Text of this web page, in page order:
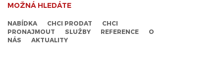
MOŽNÁ HLEDÁTE
NABÍDKA CHCI PRODAT
CHCI
PRONAJMOUT
SLUŽBY REFERENCE
O
NÁS
AKTUALITY